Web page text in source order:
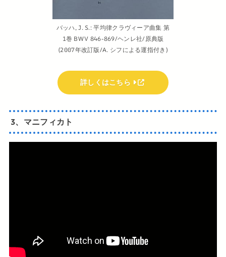
バッハ, J. S.: 平均律クラヴィーア曲集 第
1巻 BWV 846-869/ヘンレ社/原典版
(2007年改訂版/A. シフによる運指付き)
詳しくはこちら
3、マニフィカト